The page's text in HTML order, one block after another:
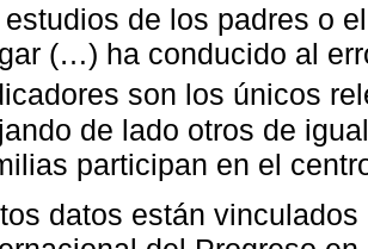
estudios de los padres o
(…) ha conducido al
son los únicos
de lado otros de
participan en el
datos están